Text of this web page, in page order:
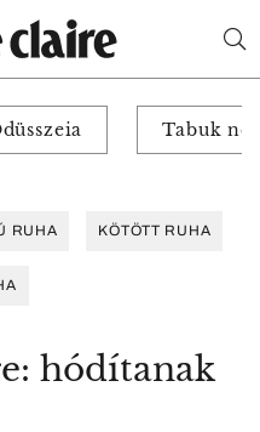
Tabuk
RUHA KÖTÖTT RUHA
hódítanak